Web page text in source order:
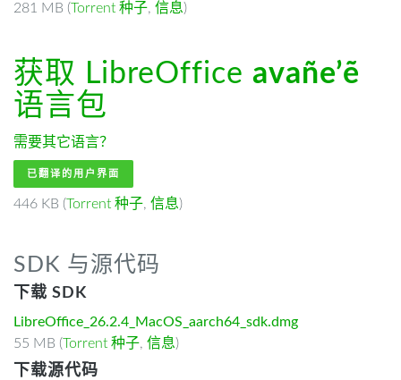
281 MB (Torrent 种子, 信息)
获取 LibreOffice avañe’ẽ
语言包
需要其它语言？
已翻译的用户界面
446 KB (Torrent 种子, 信息)
SDK 与源代码
下载 SDK
LibreOffice_26.2.4_MacOS_aarch64_sdk.dmg
55 MB (Torrent 种子, 信息)
下载源代码